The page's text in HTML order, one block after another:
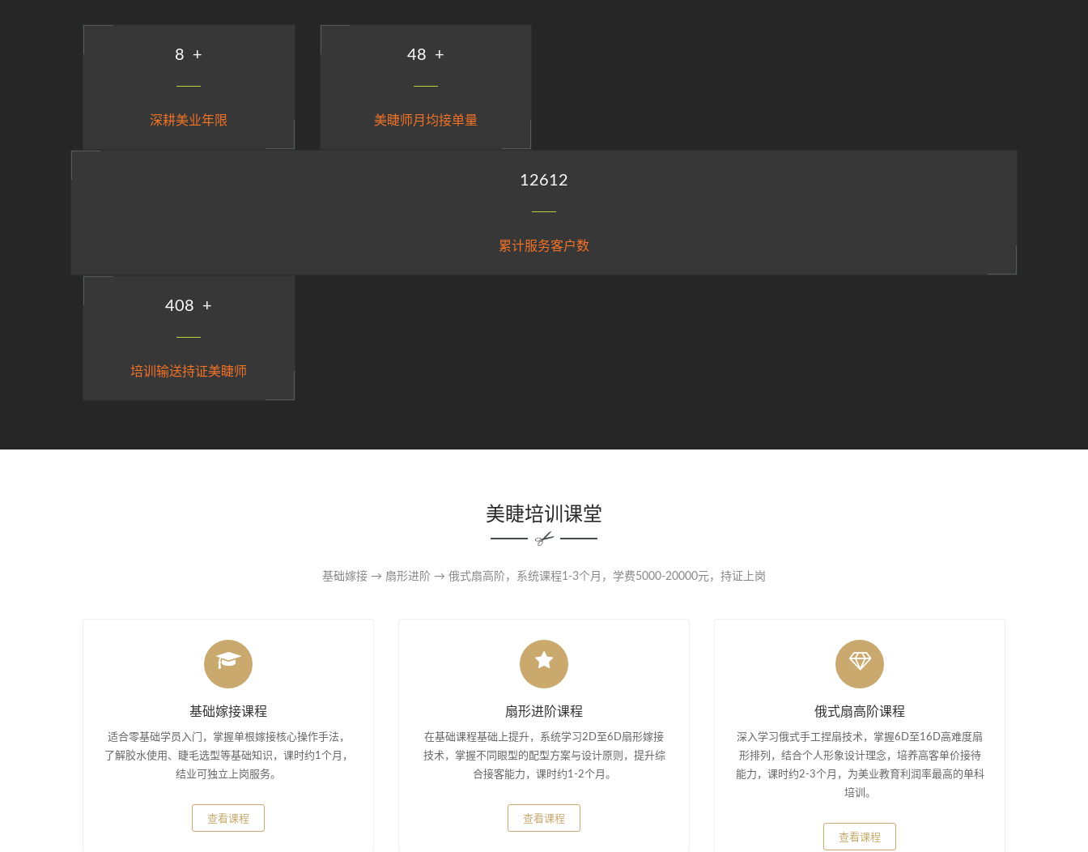
9 +
深耕美业年限
58 +
美睫师月均接单量
15026
累计服务客户数
486 +
培训输送持证美睫师
美睫培训课堂
基础嫁接 → 扇形进阶 → 俄式扇高阶，系统课程1-3个月，学费5000-20000元，持证上岗
基础嫁接课程
适合零基础学员入门，掌握单根嫁接核心操作手法，
了解胶水使用、睫毛选型等基础知识，课时约1个月，
结业可独立上岗服务。
查看课程
扇形进阶课程
在基础课程基础上提升，系统学习2D至6D扇形嫁接
技术，掌握不同眼型的配型方案与设计原则，提升综
合接客能力，课时约1-2个月。
查看课程
俄式扇高阶课程
深入学习俄式手工捏扇技术，掌握6D至16D高难度扇
形排列，结合个人形象设计理念，培养高客单价接待
能力，课时约2-3个月，为美业教育利润率最高的单科
培训。
查看课程